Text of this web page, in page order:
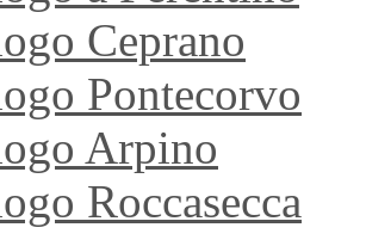
Ceprano
Pontecorvo
Arpino
Roccasecca